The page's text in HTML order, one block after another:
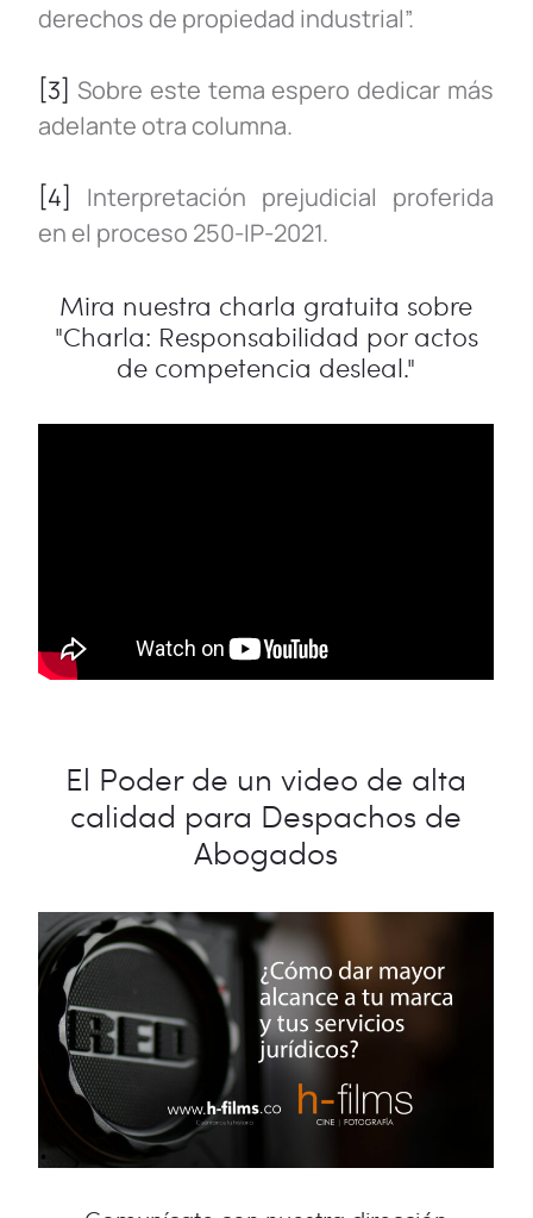
derechos de propiedad industrial”.
[3] Sobre este tema espero dedicar más
adelante otra columna.
[4]
Interpretación prejudicial proferida
en el proceso 250-IP-2021.
Mira nuestra charla gratuita sobre
"Charla: Responsabilidad por actos
de competencia desleal."
El Poder de un video de alta
calidad para Despachos de
Abogados